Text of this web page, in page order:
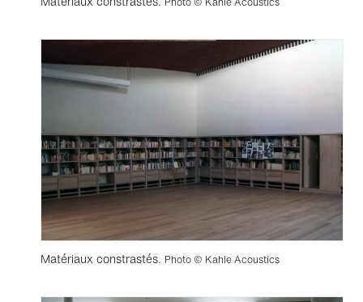
Matériaux constrastés. Photo © Kahle Acoustics